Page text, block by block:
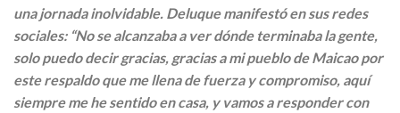
una jornada inolvidable. Deluque manifestó en sus redes
sociales: “No se alcanzaba a ver dónde terminaba la gente,
solo puedo decir gracias, gracias a mi pueblo de Maicao por
este respaldo que me llena de fuerza y compromiso, aquí
siempre me he sentido en casa, y vamos a responder con